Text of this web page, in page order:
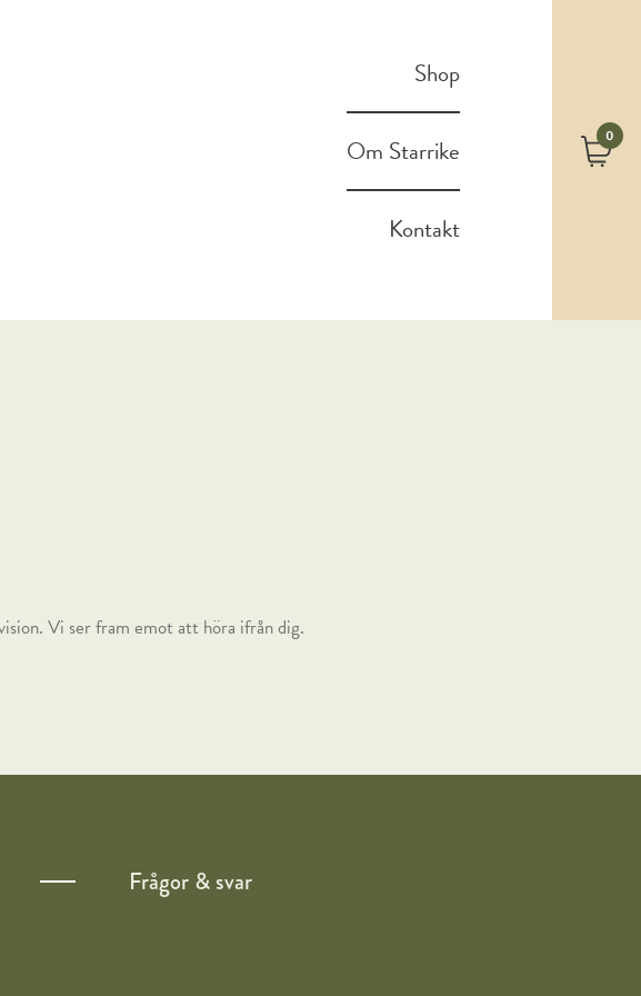
Shop
Om Starrike
Kontakt
0
Vi ser fram emot att höra ifrån dig.
Frågor & svar